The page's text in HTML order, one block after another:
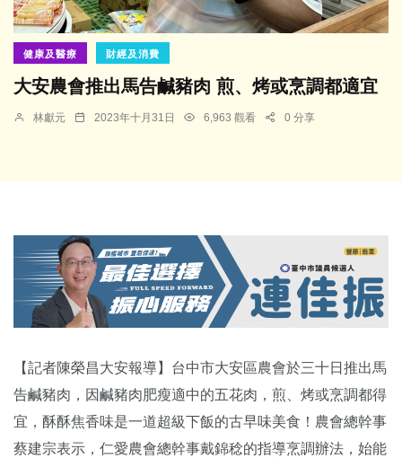
健康及醫療 財經及消費
大安農會推出馬告鹹豬肉 煎、烤或烹調都適宜
林獻元 2023年十月31日 6,963 觀看 0 分享
【記者陳榮昌大安報導】台中市大安區農會於三十日推出馬
告鹹豬肉，因鹹豬肉肥瘦適中的五花肉，煎、烤或烹調都得
宜，酥酥焦香味是一道超級下飯的古早味美食！農會總幹事
蔡建宗表示，仁愛農會總幹事戴錦稔的指導烹調辦法，始能